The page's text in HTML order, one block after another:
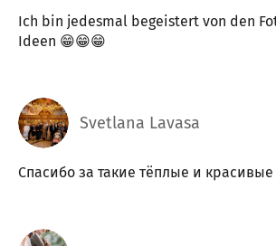
Ich bin jedesmal begeistert von den
Ideen 😁😁😁
Svetlana Lavasa
Спасибо за такие тёплые и